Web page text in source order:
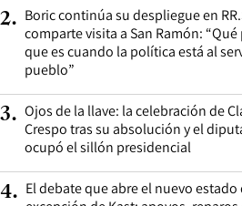
2. Boric continúa su despliegue en
comparte visita a San Ramón:
que es cuando la política está al
pueblo”
3. Ojos de la llave: la celebración de
Crespo tras su absolución y el
ocupó el sillón presidencial
4. El debate que abre el nuevo estado